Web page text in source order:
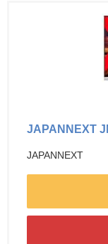
JAPANNEXT
JAPANNEXT